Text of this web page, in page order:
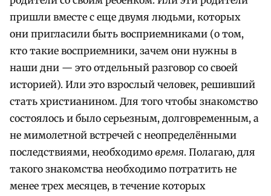
пришли вместе с еще двумя людьми, которых
они пригласили быть восприемниками (о том,
кто такие восприемники, зачем они нужны в
наши дни — это отдельный разговор со своей
историей). Или это взрослый человек, решивший
стать христианином. Для того чтобы знакомство
состоялось и было серьезным, долговременным, а
не мимолетной встречей с неопределёнными
последствиями, необходимо время. Полагаю, для
такого знакомства необходимо потратить не
менее трех месяцев, в течение которых